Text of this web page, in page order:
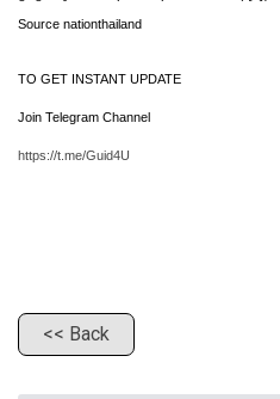
Source nationthailand
TO GET INSTANT UPDATE
Join Telegram Channel
https://t.me/Guid4U
<< Back